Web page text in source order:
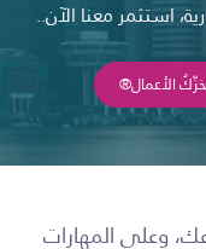
استثمر معنا الآن..
الأعمال®
وعلى المهارات